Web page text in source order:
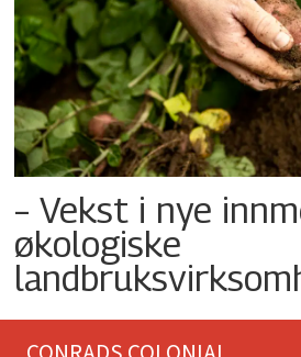
– Vekst i nye
økologiske